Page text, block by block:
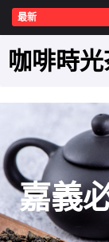
最新
咖啡時
嘉義